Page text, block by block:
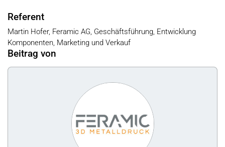
Referent
Martin Hofer, Feramic AG, Geschäftsführung, Entwicklung
Komponenten, Marketing und Verkauf
Beitrag von